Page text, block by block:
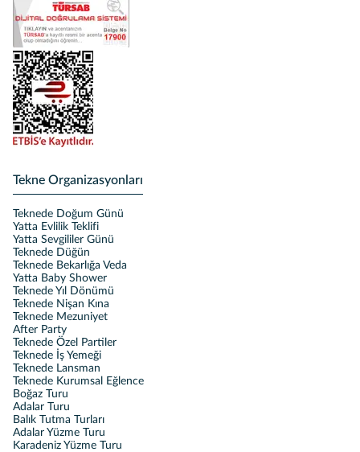
Tekne Organizasyonları
Teknede Doğum Günü
Yatta Evlilik Teklifi
Yatta Sevgililer Günü
Teknede Düğün
Teknede Bekarlığa Veda
Yatta Baby Shower
Teknede Yıl Dönümü
Teknede Nişan Kına
Teknede Mezuniyet
After Party
Teknede Özel Partiler
Teknede İş Yemeği
Teknede Lansman
Teknede Kurumsal Eğlence
Boğaz Turu
Adalar Turu
Balık Tutma Turları
Adalar Yüzme Turu
Karadeniz Yüzme Turu